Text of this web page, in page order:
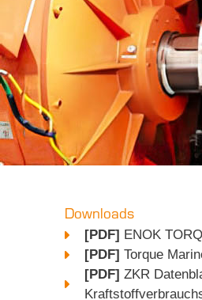
Downloads
[PDF] ENOK
[PDF] Torque
[PDF] ZKR